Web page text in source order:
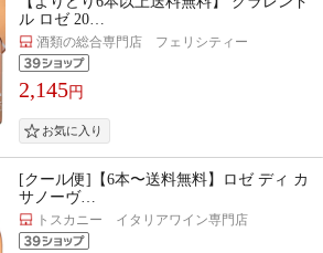
ル ロゼ 20…
酒類の総合専門店 フェリシティー
2,145円
[クール便]【6本〜送料無料】ロゼ ディ カ
サノーヴ…
トスカニー イタリアワイン専門店